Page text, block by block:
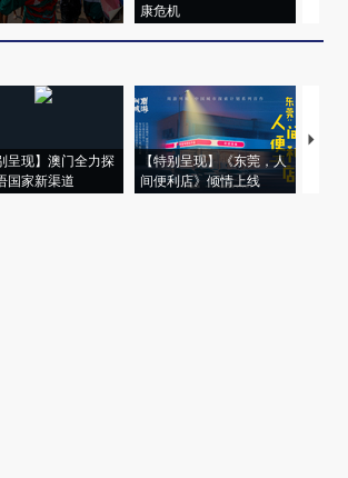
康危机
呈现】澳门全力探
国家新渠道
【特别呈现】《东莞，人
间便利店》倾情上线
【推
会，